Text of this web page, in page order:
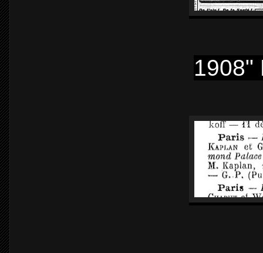
1908"